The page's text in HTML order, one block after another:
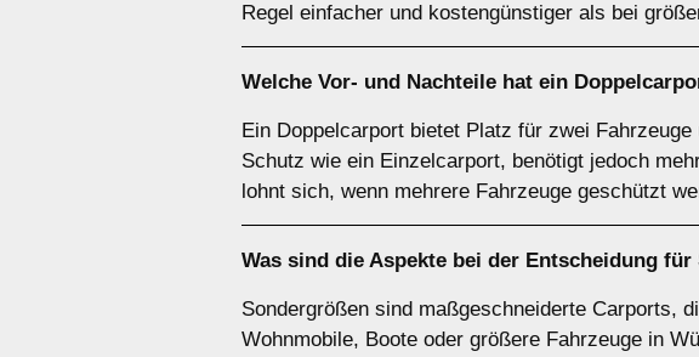
Regel einfacher und kostengünstiger als bei
Welche Vor- und Nachteile hat ein
Ein Doppelcarport bietet Platz für zwei
Schutz wie ein Einzelcarport, benötigt jedoch
lohnt sich, wenn mehrere Fahrzeuge geschützt
Was sind die Aspekte bei der Entscheidung für
Sondergrößen sind maßgeschneiderte Carports,
Wohnmobile, Boote oder größere Fahrzeuge in